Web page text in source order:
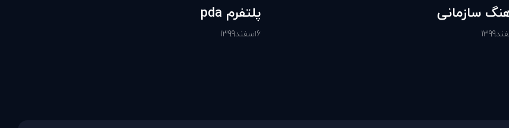
سازمانی
1399
پلتفرم pda
6اسفند1399